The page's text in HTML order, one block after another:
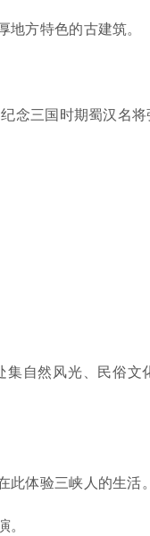
地方特色的古建筑。
念三国时期蜀汉名将
自然风光、民俗文
此体验三峡人的生活。